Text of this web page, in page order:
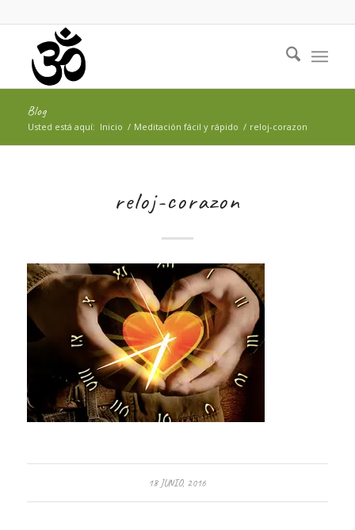
Blog
Usted está aquí: Inicio / Meditación fácil y rápido / reloj-corazon
reloj-corazon
18 JUNIO, 2016